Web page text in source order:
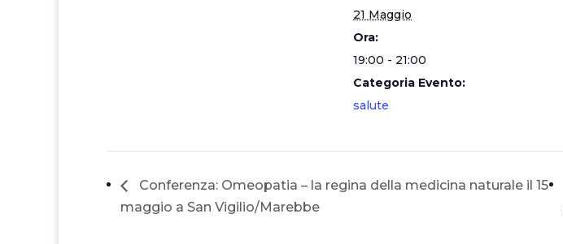
21 Maggio
Ora:
19:00 - 21:00
Categoria Evento:
salute
Conferenza: Omeopatia – la regina della medicina naturale il 15
maggio a San Vigilio/Marebbe